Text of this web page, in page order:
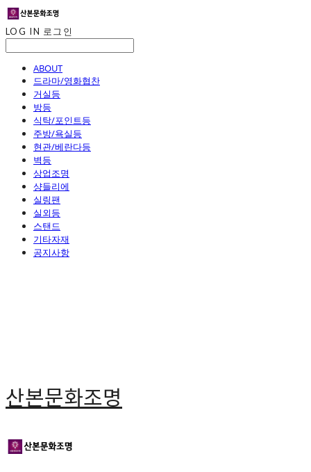
LOG IN 로그인
ABOUT
드라마/영화협찬
거실등
방등
식탁/포인트등
주방/욕실등
현관/베란다등
벽등
상업조명
샹들리에
실링팬
실외등
스탠드
기타자재
공지사항
산본문화조명